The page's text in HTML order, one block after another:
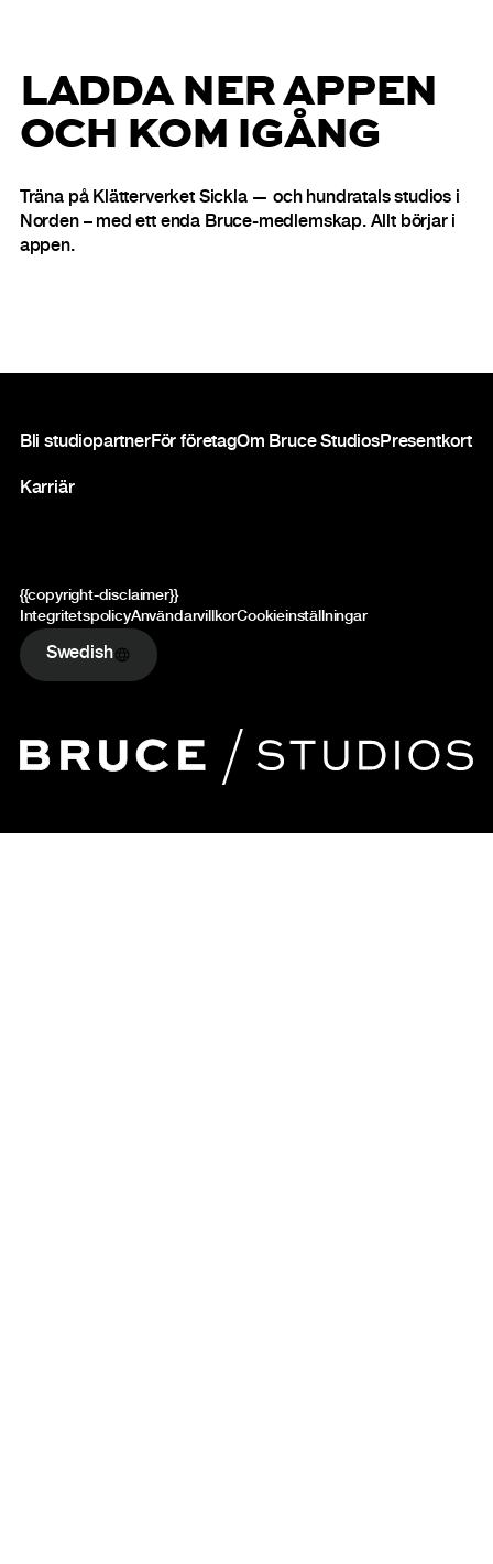
LADDA NER APPEN
OCH KOM IGÅNG
Träna på Klätterverket Sickla — och hundratals studios i
Norden – med ett enda Bruce-medlemskap. Allt börjar i
appen.
Bli studiopartnerFör företagOm Bruce StudiosPresentkort
Karriär
{{copyright-disclaimer}}
IntegritetspolicyAnvändarvillkorCookieinställningar
Swedish